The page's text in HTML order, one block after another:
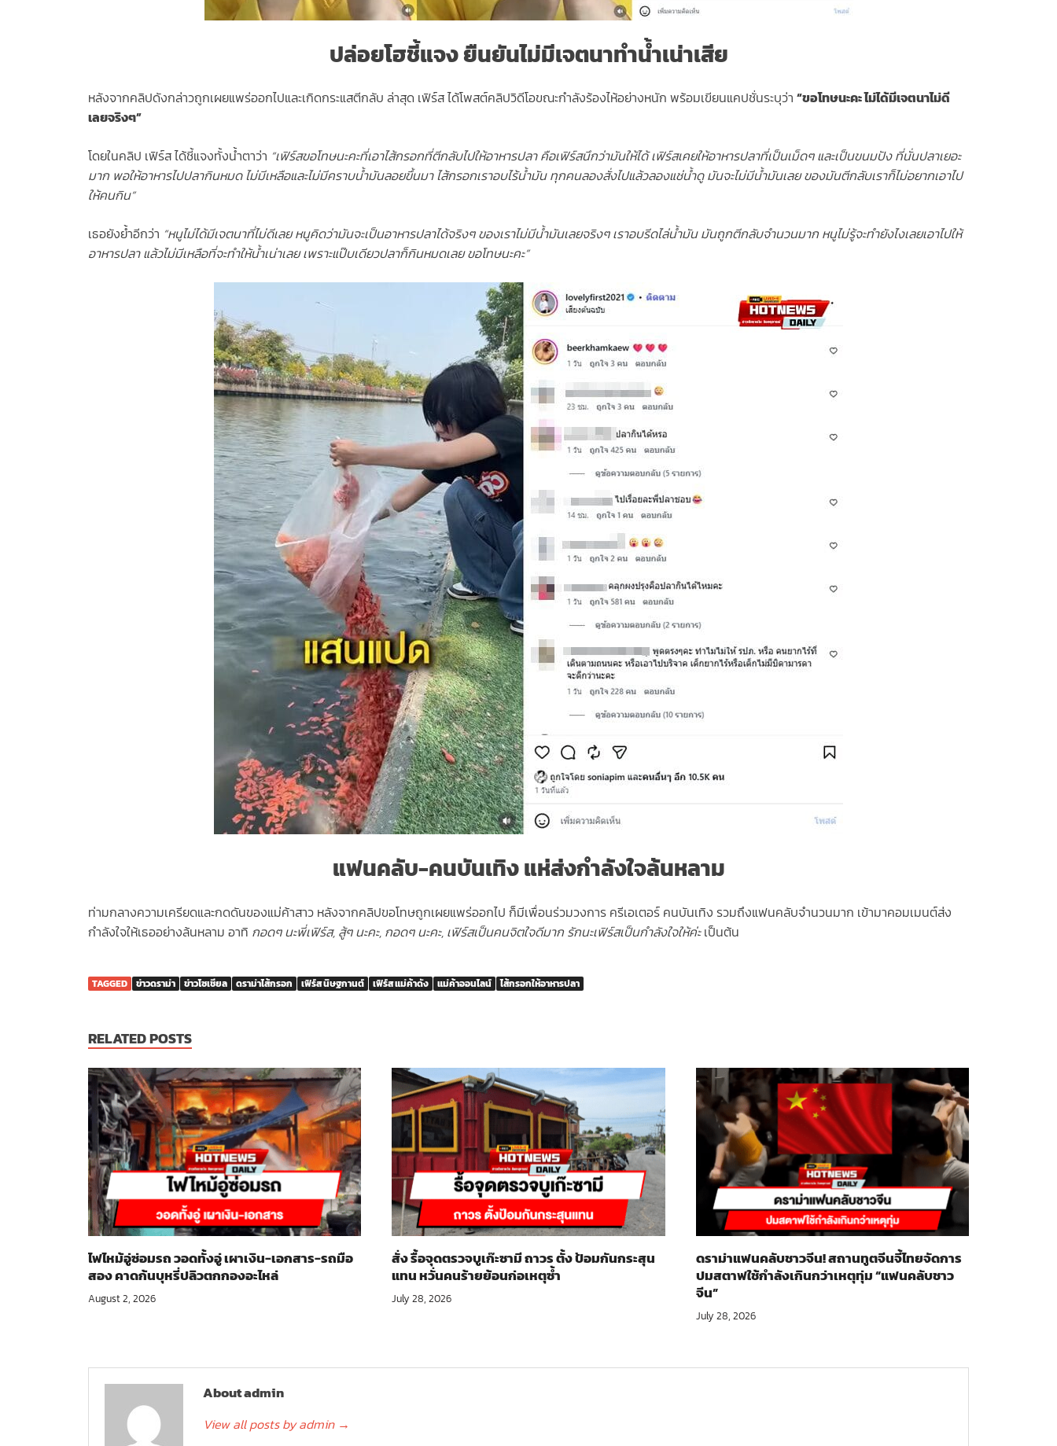
ปล่อยโฮชี้แจง ยืนยันไม่มีเจตนาทำน้ำเน่าเสีย
หลังจากคลิปดังกล่าวถูกเผยแพร่ออกไปและเกิดกระแสตีกลับ ล่าสุด เฟิร์ส ได้โพสต์คลิปวิดีโอขณะกำลังร้องไห้อย่างหนัก พร้อมเขียนแคปชั่นระบุว่า “ขอโทษนะคะ ไม่ได้มีเจตนาไม่ดี
เลยจริงๆ”
โดยในคลิป เฟิร์ส ได้ชี้แจงทั้งน้ำตาว่า “เฟิร์สขอโทษนะคะที่เอาไส้กรอกที่ตีกลับไปให้อาหารปลา คือเฟิร์สนึกว่ามันให้ได้ เฟิร์สเคยให้อาหารปลาที่เป็นเม็ดๆ และเป็นขนมปัง ที่นั่นปลาเยอะ
มาก พอให้อาหารไปปลากินหมด ไม่มีเหลือและไม่มีคราบน้ำมันลอยขึ้นมา ไส้กรอกเราอบไร้น้ำมัน ทุกคนลองสั่งไปแล้วลองแช่น้ำดู มันจะไม่มีน้ำมันเลย ของมันตีกลับเราก็ไม่อยากเอาไป
ให้คนกิน”
เธอยังย้ำอีกว่า “หนูไม่ได้มีเจตนาที่ไม่ดีเลย หนูคิดว่ามันจะเป็นอาหารปลาได้จริงๆ ของเราไม่มีน้ำมันเลยจริงๆ เราอบรีดไล่น้ำมัน มันถูกตีกลับจำนวนมาก หนูไม่รู้จะทำยังไงเลยเอาไปให้
อาหารปลา แล้วไม่มีเหลือที่จะทำให้น้ำเน่าเลย เพราะแป๊บเดียวปลาก็กินหมดเลย ขอโทษนะคะ”
แฟนคลับ-คนบันเทิง แห่ส่งกำลังใจล้นหลาม
ท่ามกลางความเครียดและกดดันของแม่ค้าสาว หลังจากคลิปขอโทษถูกเผยแพร่ออกไป ก็มีเพื่อนร่วมวงการ ครีเอเตอร์ คนบันเทิง รวมถึงแฟนคลับจำนวนมาก เข้ามาคอมเมนต์ส่ง
กำลังใจให้เธออย่างล้นหลาม อาทิ กอดๆ นะพี่เฟิร์ส, สู้ๆ นะคะ, กอดๆ นะคะ, เฟิร์สเป็นคนจิตใจดีมาก รักนะเฟิร์สเป็นกำลังใจให้ค่ะเป็นต้น
TAGGED ข่าวดราม่า ข่าวโซเชียล ดราม่าไส้กรอก เฟิร์ส นิษฐกานต์ เฟิร์ส แม่ค้าดัง แม่ค้าออนไลน์ ไส้กรอกให้อาหารปลา
RELATED POSTS
ไฟไหม้อู่ซ่อมรถ วอดทั้งอู่ เผาเงิน-เอกสาร-รถมือ
สอง คาดก้นบุหรี่ปลิวตกกองอะไหล่
August 2, 2026
สั่ง รื้อจุดตรวจบูเก๊ะซามี ถาวร ตั้ง ป้อมกันกระสุน
แทน หวั่นคนร้ายย้อนก่อเหตุซ้ำ
July 28, 2026
ดราม่าแฟนคลับชาวจีน! สถานทูตจีนจี้ไทยจัดการ
ปมสตาฟใช้กำลังเกินกว่าเหตุทุ่ม “แฟนคลับชาว
จีน”
July 28, 2026
About admin
View all posts by admin →